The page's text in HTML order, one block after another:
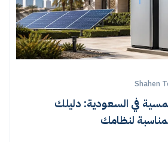
Shahen
في السعودية: دليلك
لنظامك